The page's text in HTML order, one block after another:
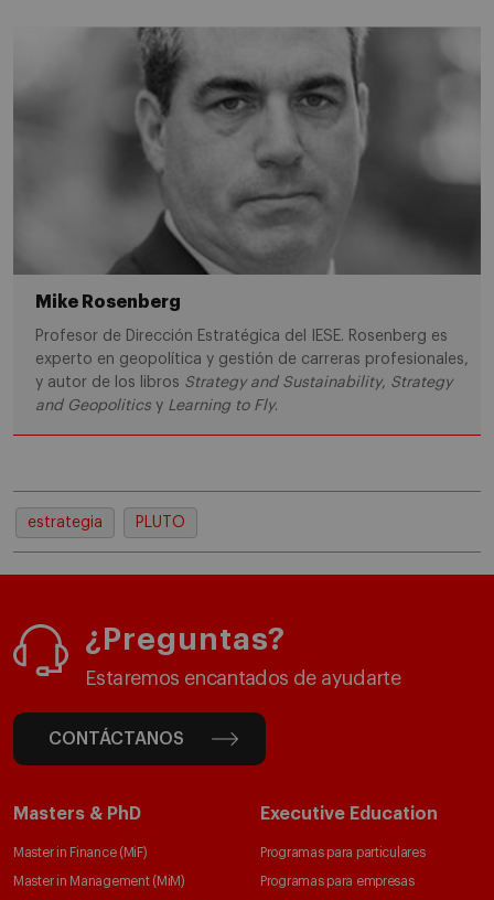
Mike Rosenberg
Profesor de Dirección Estratégica del IESE. Rosenberg es
experto en geopolítica y gestión de carreras profesionales,
y autor de los libros Strategy and Sustainability, Strategy
and Geopolitics y Learning to Fly.
estrategia PLUTO
¿Preguntas?
Estaremos encantados de ayudarte
CONTÁCTANOS
Masters & PhD
Master in Finance (MiF)
Master in Management (MiM)
Executive Education
Programas para particulares
Programas para empresas